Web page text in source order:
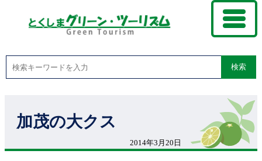
検索
加茂の大クス
2014年3月20日